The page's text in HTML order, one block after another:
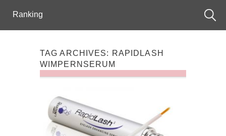
Ranking
TAG ARCHIVES: RAPIDLASH
WIMPERNSERUM